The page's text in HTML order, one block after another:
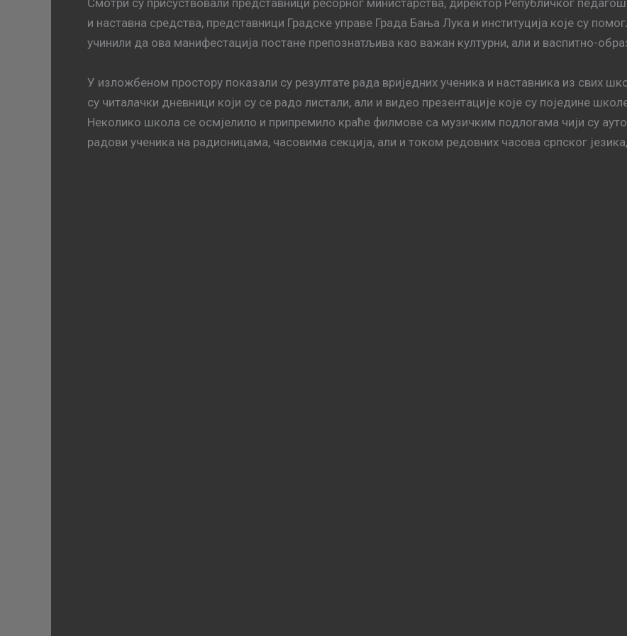
Смотри су присуствовали представници ресорног министарства, директор Републичког
и наставна средства, представници Градске управе Града Бања Лука и институција које су
учинили да ова манифестација постане препознатљива као важан културни, али и васпитно-
У изложбеном простору показали су резултате рада вриједних ученика и наставника из свих
су читалачки дневници који су се радо листали, али и видео презентације које су поједине
Неколико школа се осмјелило и припремило краће филмове са музичким подлогама чији су
радови ученика на радионицама, часовима секција, али и током редовних часова српског